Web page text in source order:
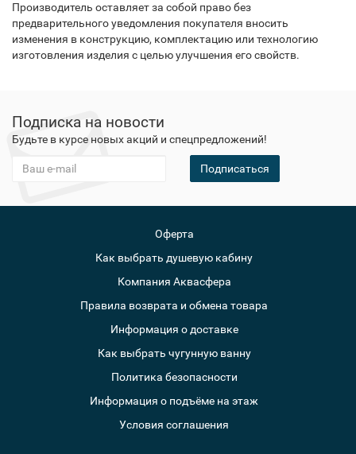
Производитель оставляет за собой право без
предварительного уведомления покупателя вносить
изменения в конструкцию, комплектацию или технологию
изготовления изделия с целью улучшения его свойств.
Подписка на новости
Будьте в курсе новых акций и спецпредложений!
Подписаться
Оферта
Как выбрать душевую кабину
Компания Аквасфера
Правила возврата и обмена товара
Информация о доставке
Как выбрать чугунную ванну
Политика безопасности
Информация о подъёме на этаж
Условия соглашения